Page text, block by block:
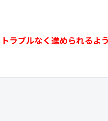
ラブルなく進められるよ